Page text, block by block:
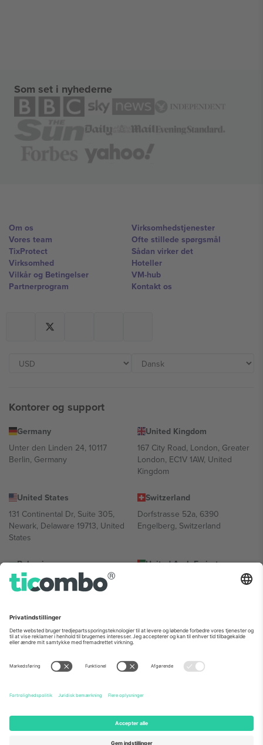
Som set i nyhederne
Om os
Vores team
TixProtect
Virksomhed
Vilkår og Betingelser
Partnerprogram
Virksomhedstjenester
Ofte stillede spørgsmål
Sådan virker det
Hoteller
VM-hub
Kontakt os
Kontorer og support
Germany
Unter den Linden 24, 10117
Berlin, Germany
United Kingdom
167 City Road, London, Greater
London, EC1V 1AW, United
Kingdom
United States
131 Continental Dr, Suite 305,
Newark, Delaware 19713, United
States
Switzerland
Dorfstrasse 52a, 6390
Engelberg, Switzerland
Bulgaria
Regus Sofia City West, bul
Totleben 53-55, 1606 Sofia,
United Arab Emirates
UAE Dubai Silicon Oasis, DDP
Mexico
Av Chapultepec 360, Roma
Norte, Cuauhtémoc, 06700
Ciudad de México, CDMX,
sted, begivenhed og/eller domæne. For detaljer se den specifikke
begivenhedsside, tryk og vilkår.,Virksomhed
Ticombo. Alle rettigheder forbeholdes.